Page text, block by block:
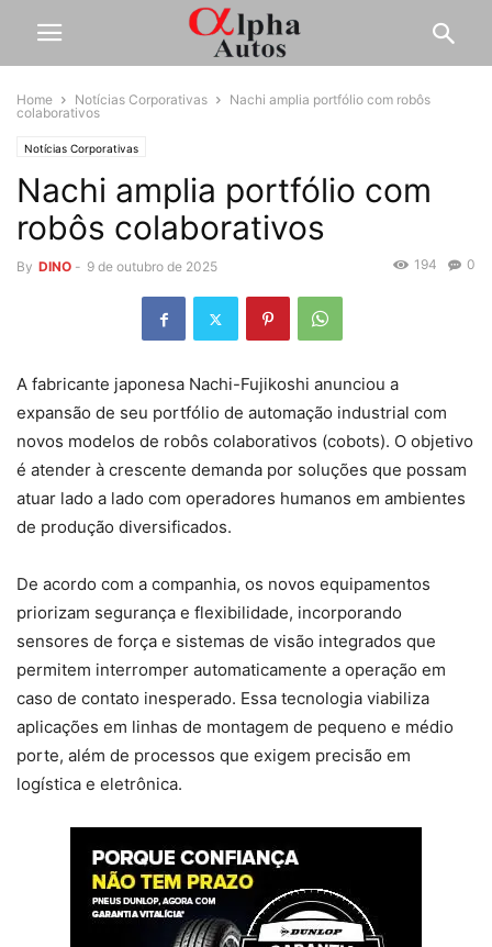
Home Notícias Corporativas
Nachi amplia portfólio com robôs
colaborativos
Notícias Corporativas
Nachi amplia portfólio com
robôs colaborativos
By DINO - 9 de outubro de 2025 0
194
A fabricante japonesa Nachi-Fujikoshi anunciou a
expansão de seu portfólio de automação industrial com
novos modelos de robôs colaborativos (cobots). O objetivo
é atender à crescente demanda por soluções que possam
atuar lado a lado com operadores humanos em ambientes
de produção diversificados.
De acordo com a companhia, os novos equipamentos
priorizam segurança e flexibilidade, incorporando
sensores de força e sistemas de visão integrados que
permitem interromper automaticamente a operação em
caso de contato inesperado. Essa tecnologia viabiliza
aplicações em linhas de montagem de pequeno e médio
porte, além de processos que exigem precisão em
logística e eletrônica.